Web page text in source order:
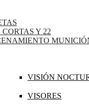
Y 22
VISIÓN
VISORES